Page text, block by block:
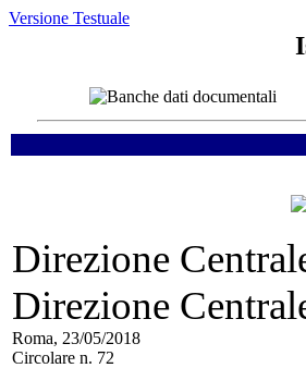
Versione Testuale
Direzione
Direzione
Roma, 23/05/2018
Circolare n. 72